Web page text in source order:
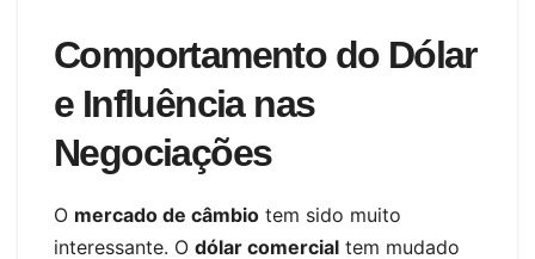
Comportamento do Dólar
e Influência nas
Negociações
O mercado de câmbio tem sido muito
interessante. O dólar comercial tem mudado